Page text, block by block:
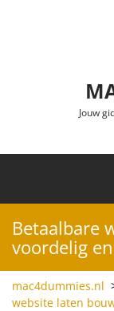
Jouw
Betaalbare
voordelig
mac4dummies.nl
website laten